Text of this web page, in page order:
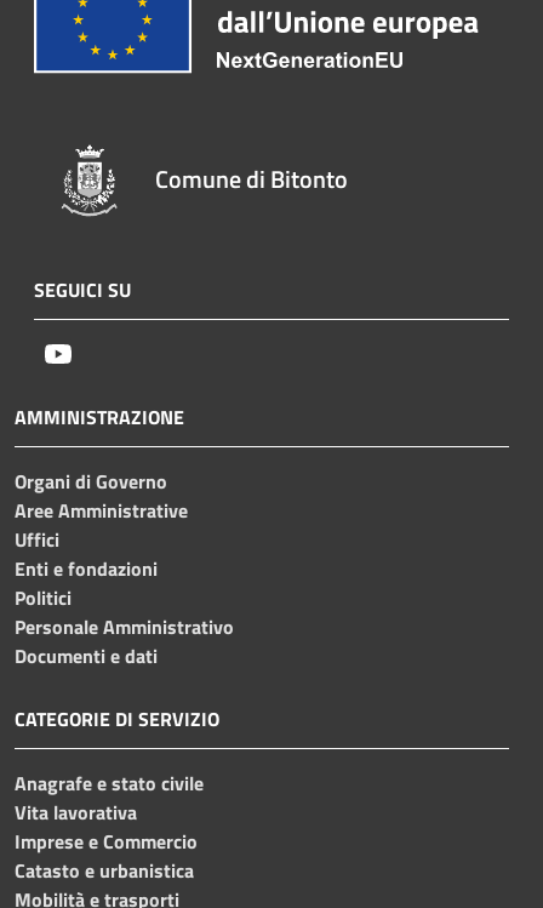
Comune di Bitonto
SEGUICI SU
AMMINISTRAZIONE
Organi di Governo
Aree Amministrative
Uffici
Enti e fondazioni
Politici
Personale Amministrativo
Documenti e dati
CATEGORIE DI SERVIZIO
Anagrafe e stato civile
Vita lavorativa
Imprese e Commercio
Catasto e urbanistica
Mobilità e trasporti